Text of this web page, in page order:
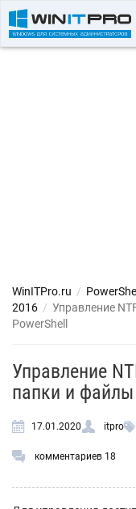
WinITPro.ru / PowerShell
2016 / Управление
PowerShell
Управление
папки и файлы
17.01.2020 itpro
комментариев 18